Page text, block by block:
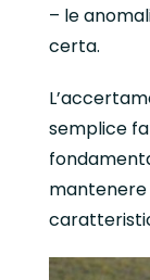
– le
certa.
semplice
mantenere